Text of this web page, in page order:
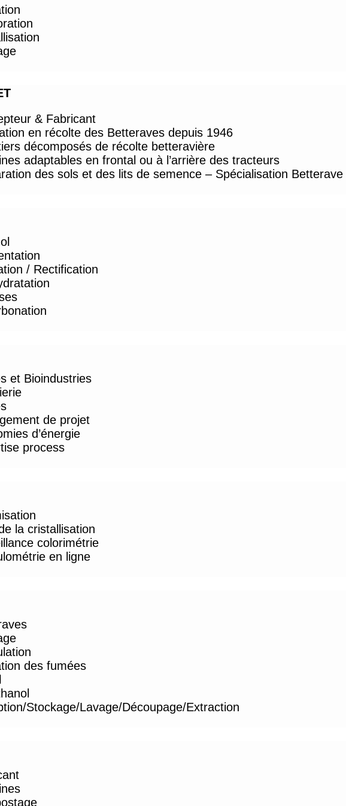
& Fabricant
en récolte des Betteraves depuis 1946
décomposés de récolte betteravière
adaptables en frontal ou à l’arrière des tracteurs
des sols et des lits de semence – Spécialisation Betterave
/ Rectification
et Bioindustries
de projet
d’énergie
process
la cristallisation
colorimétrie
en ligne
des fumées
Stockage/Lavage/Découpage/Extraction